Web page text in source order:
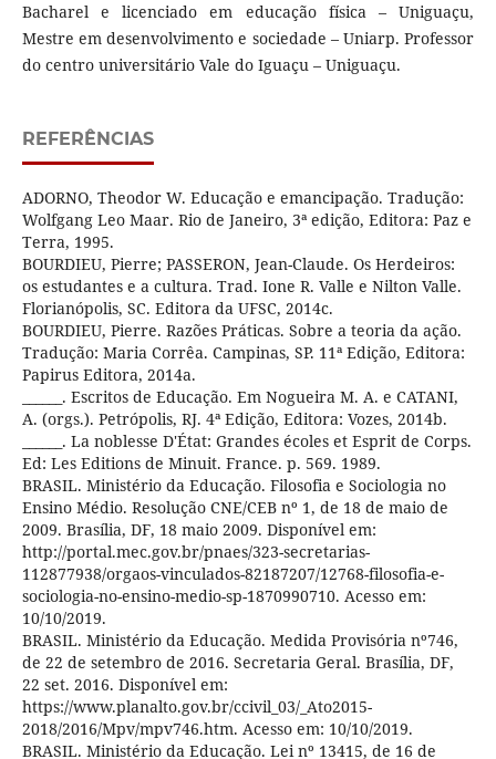
Bacharel e licenciado em educação física – Uniguaçu,
Mestre em desenvolvimento e sociedade – Uniarp. Professor
do centro universitário Vale do Iguaçu – Uniguaçu.
REFERÊNCIAS
ADORNO, Theodor W. Educação e emancipação. Tradução:
Wolfgang Leo Maar. Rio de Janeiro, 3ª edição, Editora: Paz e
Terra, 1995.
BOURDIEU, Pierre; PASSERON, Jean-Claude. Os Herdeiros:
os estudantes e a cultura. Trad. Ione R. Valle e Nilton Valle.
Florianópolis, SC. Editora da UFSC, 2014c.
BOURDIEU, Pierre. Razões Práticas. Sobre a teoria da ação.
Tradução: Maria Corrêa. Campinas, SP. 11ª Edição, Editora:
Papirus Editora, 2014a.
______. Escritos de Educação. Em Nogueira M. A. e CATANI,
A. (orgs.). Petrópolis, RJ. 4ª Edição, Editora: Vozes, 2014b.
______. La noblesse D'État: Grandes écoles et Esprit de Corps.
Ed: Les Editions de Minuit. France. p. 569. 1989.
BRASIL. Ministério da Educação. Filosofia e Sociologia no
Ensino Médio. Resolução CNE/CEB nº 1, de 18 de maio de
2009. Brasília, DF, 18 maio 2009. Disponível em:
http://portal.mec.gov.br/pnaes/323-secretarias-
112877938/orgaos-vinculados-82187207/12768-filosofia-e-
sociologia-no-ensino-medio-sp-1870990710. Acesso em:
10/10/2019.
BRASIL. Ministério da Educação. Medida Provisória nº746,
de 22 de setembro de 2016. Secretaria Geral. Brasília, DF,
22 set. 2016. Disponível em:
https://www.planalto.gov.br/ccivil_03/_Ato2015-
2018/2016/Mpv/mpv746.htm. Acesso em: 10/10/2019.
BRASIL. Ministério da Educação. Lei nº 13415, de 16 de